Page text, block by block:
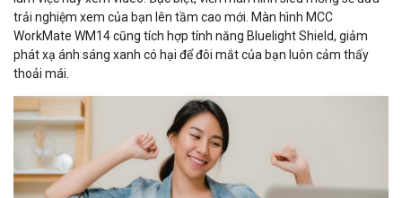
trải nghiệm xem của bạn lên tầm cao mới. Màn hình MCC
WorkMate WM14 cũng tích hợp tính năng Bluelight Shield, giảm
phát xạ ánh sáng xanh có hại để đôi mắt của bạn luôn cảm thấy
thoải mái.